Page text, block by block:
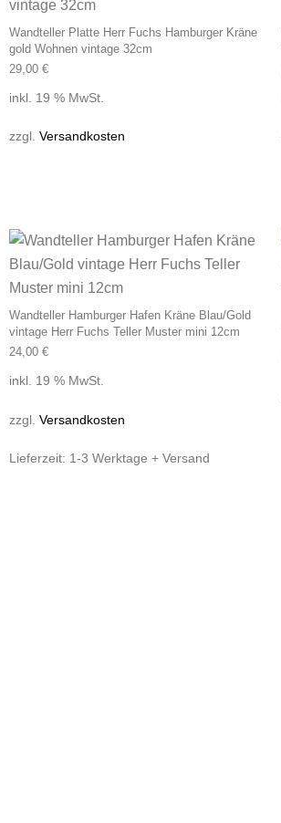
Wandteller Platte Herr Fuchs Hamburger Kräne
gold Wohnen vintage 32cm
29,00 €
inkl. 19 % MwSt.
zzgl. Versandkosten
Wandteller Hamburger Hafen Kräne Blau/Gold
vintage Herr Fuchs Teller Muster mini 12cm
24,00 €
inkl. 19 % MwSt.
zzgl. Versandkosten
Lieferzeit: 1-3 Werktage + Versand